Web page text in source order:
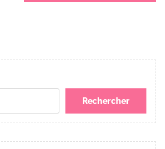
Rechercher